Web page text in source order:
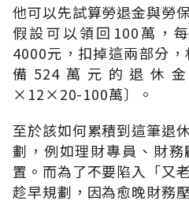
他可以先試算勞退金與勞
假設可以領回100萬，
4000元，扣掉這兩部分
備524萬元的退休金
×12×20-100萬〕。
至於該如何累積到這筆退
劃，例如理財專員、財
置。而為了不要陷入「又
趁早規劃，因為愈晚財務